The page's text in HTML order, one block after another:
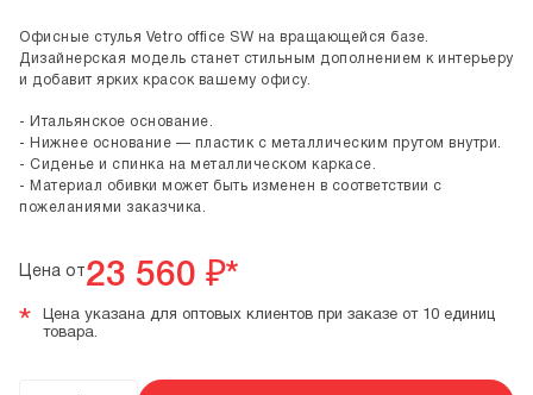
Офисные стулья Vetro office SW на вращающейся базе.
Дизайнерская модель станет стильным дополнением к интерьеру
и добавит ярких красок вашему офису.
- Итальянское основание.
- Нижнее основание — пластик с металлическим прутом внутри.
- Сиденье и спинка на металлическом каркасе.
- Материал обивки может быть изменен в соответствии с
пожеланиями заказчика.
Цена от23 560 ₽*
*
Цена указана для оптовых клиентов при заказе от 10 единиц
товара.